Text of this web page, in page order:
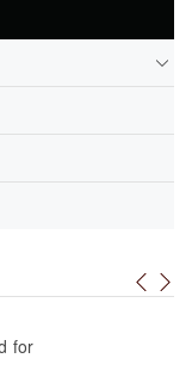
for